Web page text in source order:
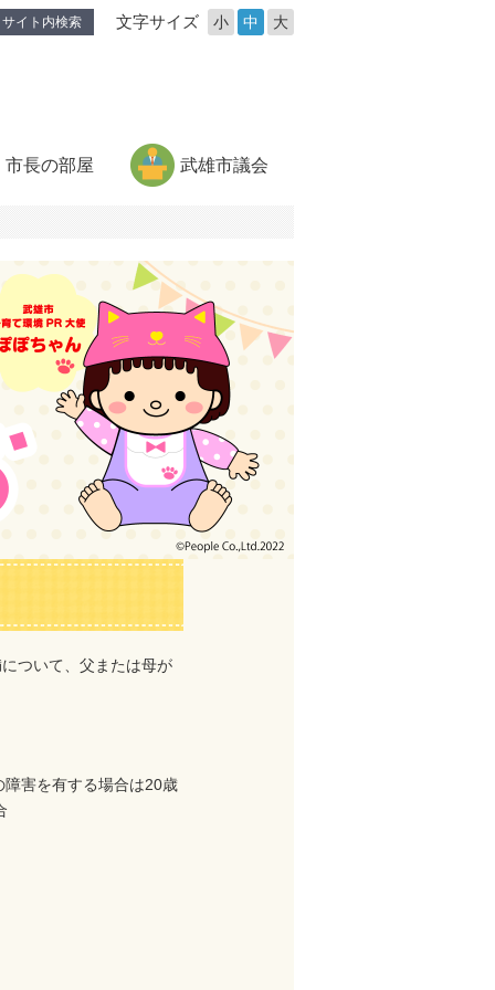
サイト内検索 文字サイズ 小 中 大
市長の部屋 武雄市議会
ついて、父または母が
害を有する場合は20歳